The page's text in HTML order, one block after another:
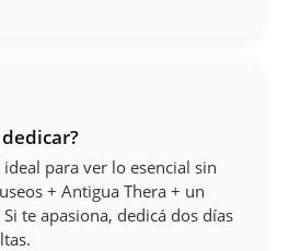
para ver lo esencial sin
+ Antigua Thera + un
te apasiona, dedicá dos días